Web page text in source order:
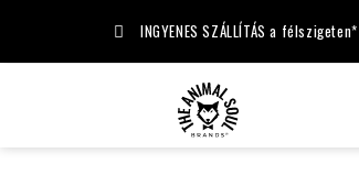
INGYENES SZÁLLÍTÁS a félszigeten*